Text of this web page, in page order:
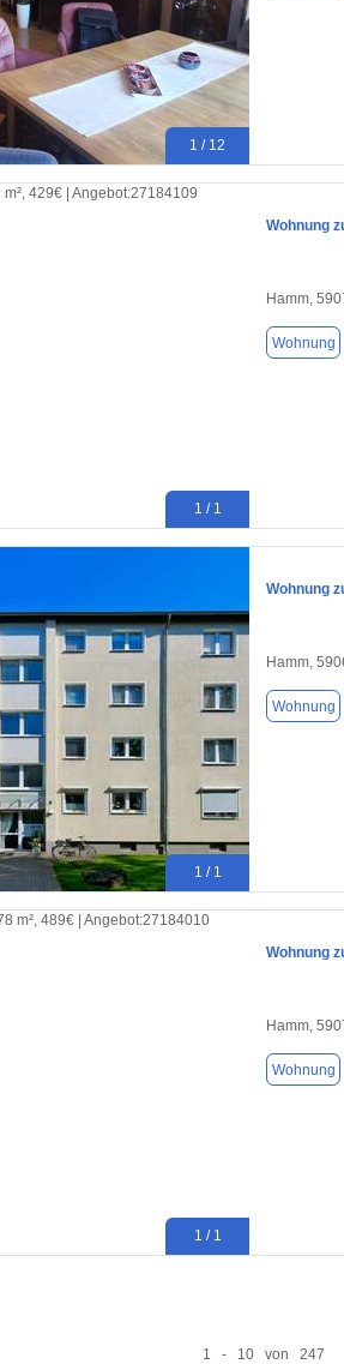
1 / 12
1 / 1
Wohnung
Hamm,
Wohnung
1 / 1
Wohnung
Hamm,
Wohnung
1 / 1
Wohnung
Hamm,
Wohnung
1 - 10 von 247